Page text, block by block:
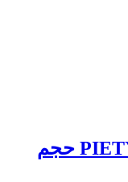
ادو پرفیوم زنانه لنکوم مدل PIETY حجم